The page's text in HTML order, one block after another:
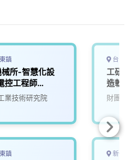
鎮
所-智慧化設
控工程師
業技術研究院
鎮
台中
工研
造軟
財團法
新竹市